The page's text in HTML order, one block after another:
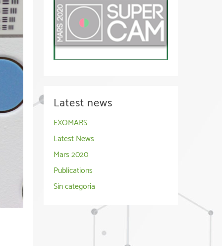
Latest news
EXOMARS
Latest News
Mars 2020
Publications
Sin categoría